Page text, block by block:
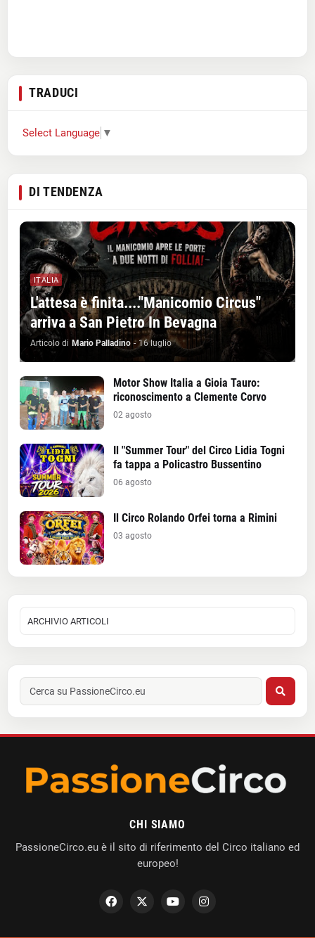
TRADUCI
Select Language ▼
DI TENDENZA
ITALIA
L'attesa è finita...."Manicomio Circus"
arriva a San Pietro In Bevagna
Articolo di Mario Palladino - 16 luglio
Motor Show Italia a Gioia Tauro:
riconoscimento a Clemente Corvo
02 agosto
Il "Summer Tour" del Circo Lidia Togni
fa tappa a Policastro Bussentino
06 agosto
Il Circo Rolando Orfei torna a Rimini
03 agosto
CHI SIAMO
PassioneCirco.eu è il sito di riferimento del Circo italiano ed
europeo!